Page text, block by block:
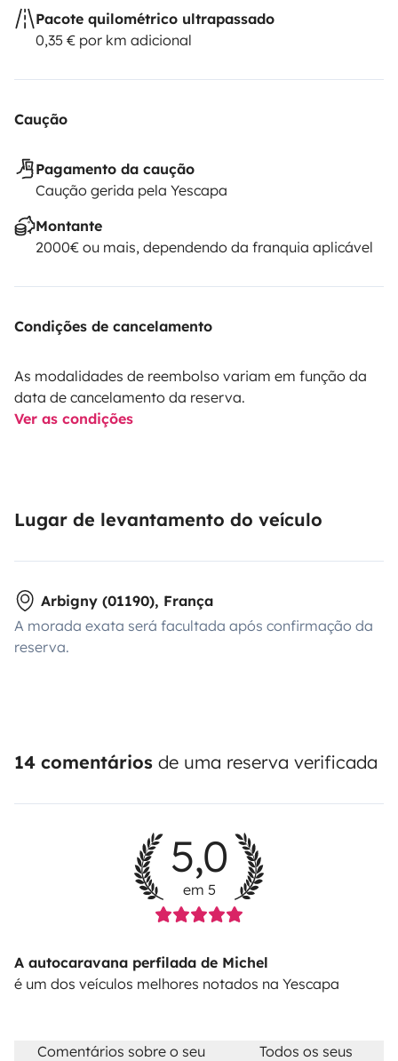
Pacote quilométrico ultrapassado
0,35 € por km adicional
Caução
Pagamento da caução
Caução gerida pela Yescapa
Montante
2000€ ou mais, dependendo da franquia aplicável
Condições de cancelamento
As modalidades de reembolso variam em função da
data de cancelamento da reserva.
Ver as condições
Lugar de levantamento do veículo
Arbigny (01190), França
A morada exata será facultada após confirmação da
reserva.
14 comentários de uma reserva verificada
5,0
em 5
A autocaravana perfilada de Michel
é um dos veículos melhores notados na Yescapa
Comentários sobre o seu
Todos os seus